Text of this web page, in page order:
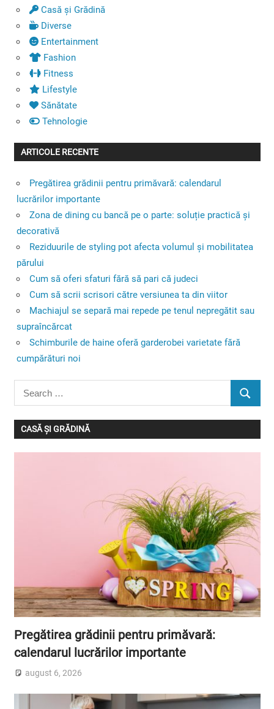
Casă și Grădină
Diverse
Entertainment
Fashion
Fitness
Lifestyle
Sănătate
Tehnologie
ARTICOLE RECENTE
Pregătirea grădinii pentru primăvară: calendarul
lucrărilor importante
Zona de dining cu bancă pe o parte: soluție practică și
decorativă
Reziduurile de styling pot afecta volumul și mobilitatea
părului
Cum să oferi sfaturi fără să pari că judeci
Cum să scrii scrisori către versiunea ta din viitor
Machiajul se separă mai repede pe tenul nepregătit sau
supraîncărcat
Schimburile de haine oferă garderobei varietate fără
cumpărături noi
Search
for:
SEARCH
CASĂ ȘI GRĂDINĂ
Pregătirea grădinii pentru primăvară:
calendarul lucrărilor importante
august 6, 2026